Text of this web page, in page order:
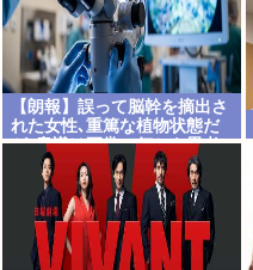
【朗報】誤って脳幹を摘出さ
れた女性､重篤な植物状態だ
が､意識は正常で何かを思考
していると判明